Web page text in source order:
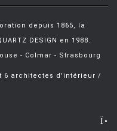
depuis 1865, la
DESIGN en 1988.
- Colmar - Strasbourg
6 architectes d'intérieur /